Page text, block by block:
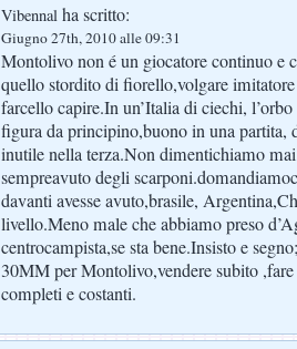
Vibennal ha scritto:
Giugno 27th, 2010 alle 09:31
Montolivo non é un giocatore continuo e
quello stordito di fiorello,volgare
farcello capire.In un’Italia di ciechi,
figura da principino,buono in una partita,
inutile nella terza.Non dimentichiamo
sempreavuto degli
davanti avesse avuto,brasile,
livello.Meno male che abbiamo preso
centrocampista,se sta bene.Insisto e
30MM per Montolivo,vendere subito ,fare
completi e costanti.